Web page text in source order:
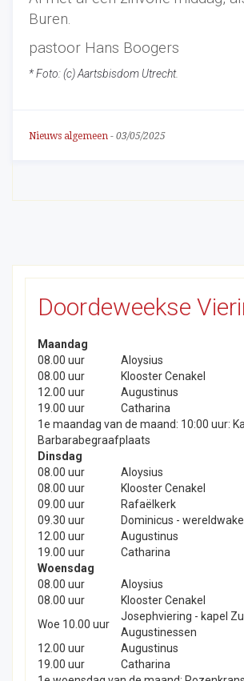
Buren.
pastoor Hans Boogers
* Foto: (c) Aartsbisdom Utrecht.
Nieuws algemeen - 03/05/2025
Doordeweekse
Maandag
08.00 uur
Aloysius
08.00 uur
Klooster Cenakel
12.00 uur
Augustinus
19.00 uur
Catharina
1e maandag van de maand: 10:00 uur:
Barbarabegraafplaats
Dinsdag
08.00 uur
Aloysius
08.00 uur
Klooster Cenakel
09.00 uur
Rafaëlkerk
09.30 uur
Dominicus - wereldwake
12.00 uur
Augustinus
19.00 uur
Catharina
Woensdag
08.00 uur
Aloysius
08.00 uur
Klooster Cenakel
Woe 10.00 uur
Josephviering - kapel
Augustinessen
12.00 uur
Augustinus
19.00 uur
Catharina